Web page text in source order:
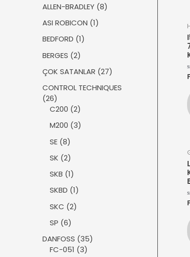
n
ü
r
ü
n
ALLEN-BRADLEY 88
ASI ROBICON 11
BEDFORD 11
ü
BERGES 22
r
ü
ÇOK SATANLAR 272
ü
CONTROL TECHNIQUES
262
6
r
ü
C200 22
ü
r
M200 33
SE 88
ü
r
ü
SK 22
ü
r
ü
SKB 11
ü
r
ü
SKBD 11
r
n
SKC 22
ü
n
SP 66
r
ü
DANFOSS 353
FC-051 33
5
5